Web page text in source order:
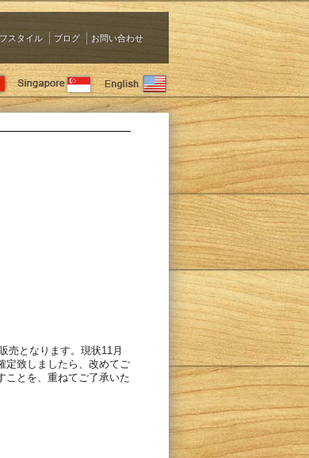
スタイル ブログ お問い合わせ
売となります。現状11月
定致しましたら、改めてご
ことを、重ねてご了承いた